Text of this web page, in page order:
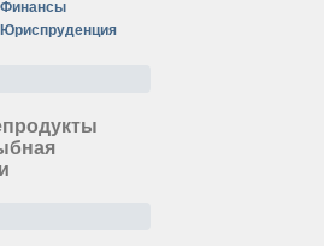
Финансы
Юриспруденция